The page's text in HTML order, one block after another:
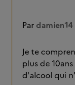
Par damien14
Je te
plus de
d'alcool qui